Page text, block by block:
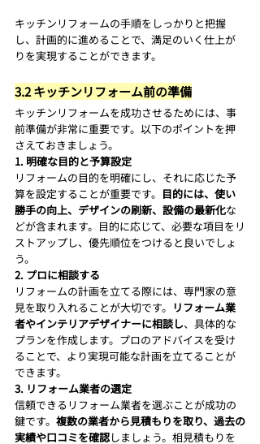
キッチンリフォームの手順をしっかりと把握
し、計画的に進めることで、満足のいく仕上が
りを実現することができます。
3.2 キッチンリフォーム前の準備
キッチンリフォームを成功させるためには、事
前準備が非常に重要です。以下のポイントを押
さえておきましょう。
1. 明確な目的と予算設定
リフォームの目的を明確にし、それに応じた予
算を設定することが重要です。 目的には、使い
勝手の向上、デザインの刷新、設備の最新化な
どが含まれます。目的に応じて、必要な項目をリ
ストアップし、優先順位をつけると良いでしょ
う。
2. プロに相談する
リフォームの計画を立てる際には、専門家の意
見を取り入れることが大切です。 リフォーム業
者やインテリアデザイナーに相談し、具体的な
プランを作成します。プロのアドバイスを受け
ることで、より実現可能な計画を立てることが
できます。
3. リフォーム業者の選定
信頼できるリフォーム業者を選ぶことが成功の
鍵です。 複数の業者から見積もりを取り、過去の
実績や口コミを確認しましょう。相見積もりを